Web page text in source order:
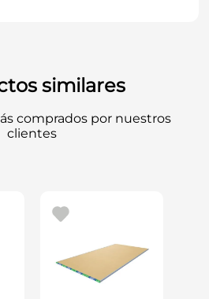
agua fría o sistemas de riego
instalación simplificada y
similares
comprados por nuestros
clientes